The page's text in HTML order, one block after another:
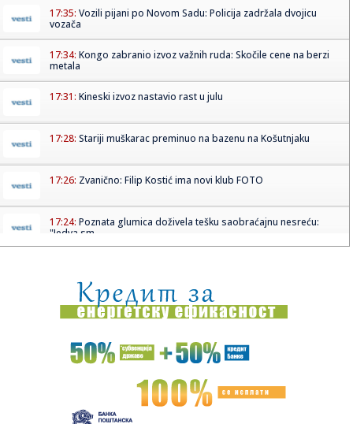
17:35: Vozili pijani po Novom Sadu: Policija zadržala dvojicu
vozača
17:34: Kongo zabranio izvoz važnih ruda: Skočile cene na berzi
metala
17:31: Kineski izvoz nastavio rast u julu
17:28: Stariji muškarac preminuo na bazenu na Košutnjaku
17:26: Zvanično: Filip Kostić ima novi klub FOTO
17:24: Poznata glumica doživela tešku saobraćajnu nesreću:
"Jedva sm...
17:20:Kako pametno isplanirati budžet za putovanje u
inostranstvo bez ...
17:19:Najbolji rang u istoriji Banjaluke: Sara Mikača igra tenis
živo...
Dječak pojeo sir pa preminuo nakon devet godina